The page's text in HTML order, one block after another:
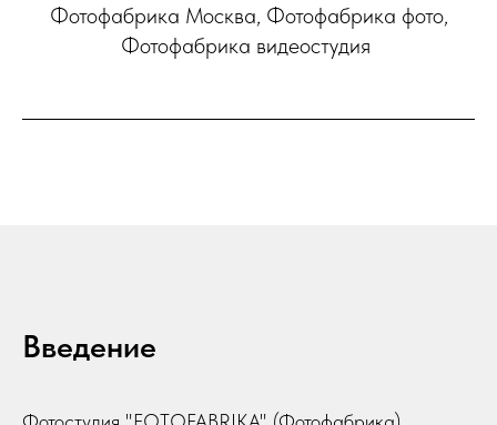
Фотофабрика Москва, Фотофабрика фото,
Фотофабрика видеостудия
Введение